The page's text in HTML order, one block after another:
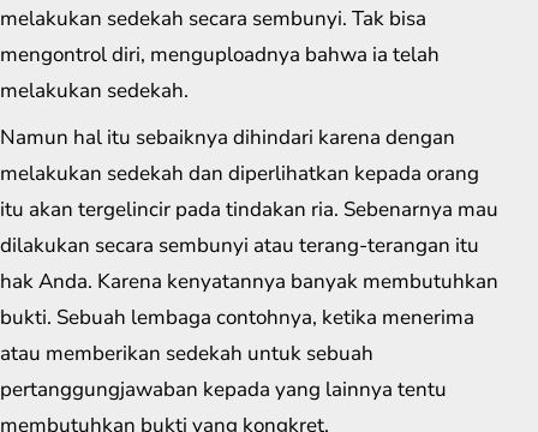
melakukan sedekah secara sembunyi. Tak bisa
mengontrol diri, menguploadnya bahwa ia telah
melakukan sedekah.
Namun hal itu sebaiknya dihindari karena dengan
melakukan sedekah dan diperlihatkan kepada orang
itu akan tergelincir pada tindakan ria. Sebenarnya mau
dilakukan secara sembunyi atau terang-terangan itu
hak Anda. Karena kenyatannya banyak membutuhkan
bukti. Sebuah lembaga contohnya, ketika menerima
atau memberikan sedekah untuk sebuah
pertanggungjawaban kepada yang lainnya tentu
membutuhkan bukti yang kongkret.